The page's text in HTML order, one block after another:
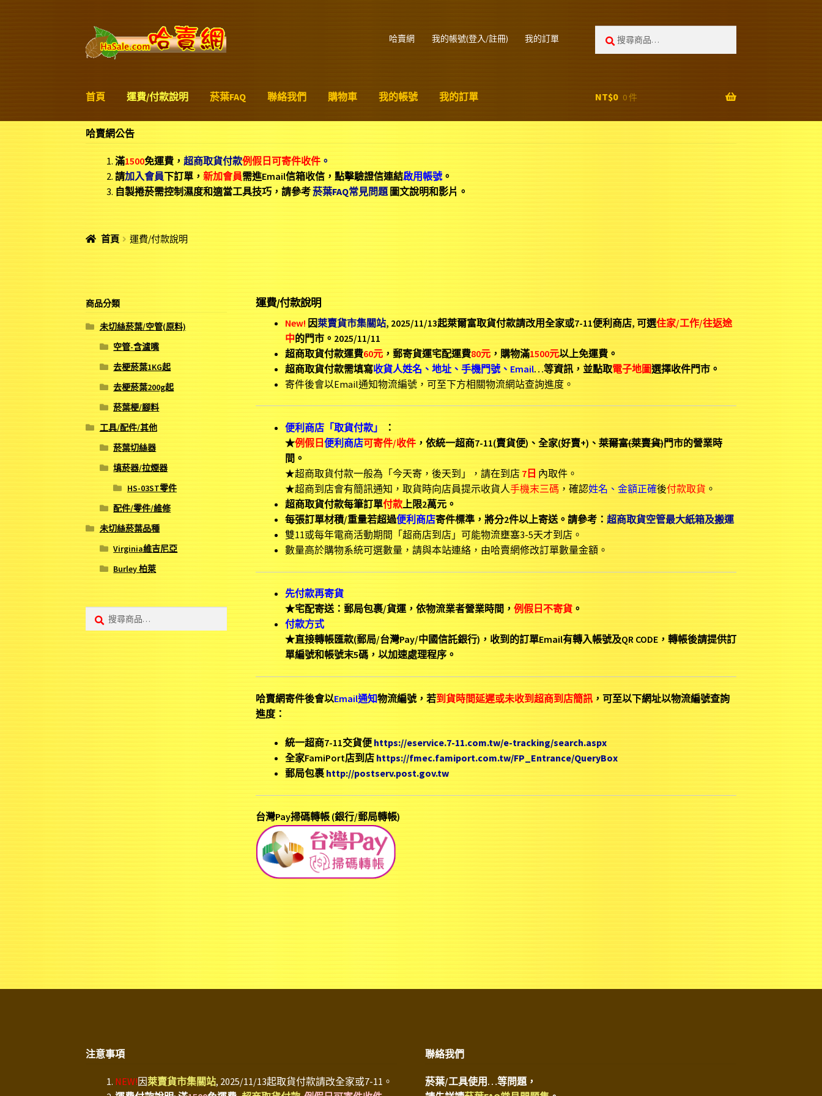
略
過
跳
至
哈賣網 我的帳號(登入/註冊) 我的訂單
首頁 運費/付款說明 菸葉FAQ 聯絡我們 購物車 我的帳號 我的訂單 NT$0 0 件
哈賣網公告
滿1500免運費，超商取貨付款例假日可寄件收件 。
請加入會員下訂單，新加會員需進Email信箱收信，點擊驗證信連結啟用帳號。
自製捲菸需控制濕度和適當工具技巧，請參考菸葉FAQ常見問題 圖文說明和影片。
首頁 運費/付款說明
運費/付款說明
New! 因萊賣貨市集關站, 2025/11/13起萊爾富取貨付款請改用全家或7-11便利商店, 可選住家/工作/往返途
中的門市。2025/11/11
超商取貨付款運費60元，郵寄貨運宅配運費80元，購物滿1500元以上免運費。
超商取貨付款需填寫收貨人姓名、地址、手機門號、Email…等資訊，並點取電子地圖選擇收件門市。
寄件後會以Email通知物流編號，可至下方相關物流網站查詢進度。
便利商店「取貨付款」
：
★例假日便利商店可寄件/收件，依統一超商7-11(賣貨便)、全家(好賣+)、萊爾富(萊賣貨)門市的營業時
間。
★超商取貨付款一般為「今天寄，後天到」，請在到店7日 內取件。
★超商到店會有簡訊通知，取貨時向店員提示收貨人手機末三碼，確認姓名、金額正確後付款取貨 。
超商取貨付款每筆訂單付款上限2萬元。
每張訂單材積/重量若超過便利商店寄件標準，將分2件以上寄送。請參考： 超商取貨空管最大紙箱及搬運
雙11或每年電商活動期間「超商店到店」可能物流壅塞3-5天才到店。
數量高於購物系統可選數量，請與本站連絡，由哈賣網修改訂單數量金額。
先付款再寄貨
★宅配寄送：郵局包裹/貨運，依物流業者營業時間， 例假日不寄貨。
付款方式
★直接轉帳匯款(郵局/台灣Pay/中國信託銀行)，收到的訂單Email有轉入帳號及QR CODE，轉帳後請提供訂
單編號和帳號末5碼，以加速處理程序。
哈賣網寄件後會以Email通知物流編號，若到貨時間延遲或未收到超商到店簡訊，可至以下網址以物流編號查詢
進度：
統一超商7-11交貨便 https://eservice.7-11.com.tw/e-tracking/search.aspx
全家FamiPort店到店 https://fmec.famiport.com.tw/FP_Entrance/QueryBox
郵局包裹 http://postserv.post.gov.tw
台灣Pay掃碼轉帳 (銀行/郵局轉帳)
商品分類
未切絲菸葉/空管(原料)
空管-含濾嘴
去梗菸葉1KG起
去梗菸葉200g起
菸葉梗/腳料
工具/配件/其他
菸葉切絲器
填菸器/拉煙器
HS-03ST零件
配件/零件/維修
未切絲菸葉品種
Virginia維吉尼亞
Burley 柏萊
注意事項
NEW!因萊賣貨市集關站, 2025/11/13起取貨付款請改全家或7-11。
聯絡我們
菸葉/工具使用…等問題，